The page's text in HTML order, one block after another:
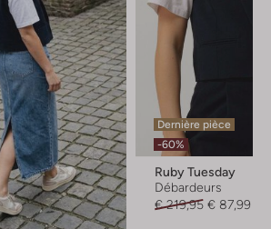
Dernière pièce
-60%
Ruby Tuesday
Débardeurs
€ 219,95 € 87,99